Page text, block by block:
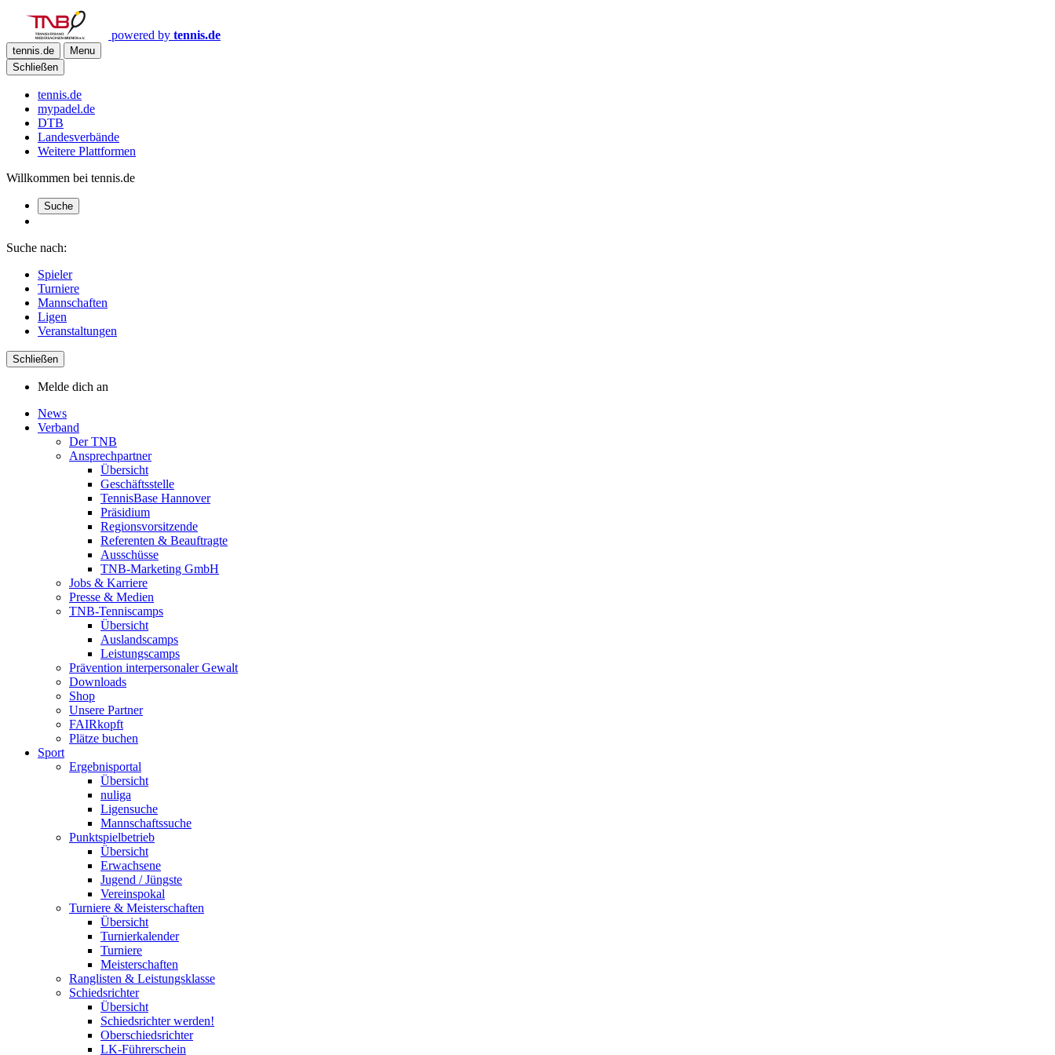
powered by tennis.de
tennis.de
Menu
Schließen
tennis.de
mypadel.de
DTB
Landesverbände
Weitere Plattformen
Willkommen bei tennis.de
Suche
Suche nach:
Spieler
Turniere
Mannschaften
Ligen
Veranstaltungen
Schließen
Melde dich an
News
Verband
Der TNB
Ansprechpartner
Übersicht
Geschäftsstelle
TennisBase Hannover
Präsidium
Regionsvorsitzende
Referenten & Beauftragte
Ausschüsse
TNB-Marketing GmbH
Jobs & Karriere
Presse & Medien
TNB-Tenniscamps
Übersicht
Auslandscamps
Leistungscamps
Prävention interpersonaler Gewalt
Downloads
Shop
Unsere Partner
FAIRkopft
Plätze buchen
Sport
Ergebnisportal
Übersicht
nuliga
Ligensuche
Mannschaftssuche
Punktspielbetrieb
Übersicht
Erwachsene
Jugend / Jüngste
Vereinspokal
Turniere & Meisterschaften
Übersicht
Turnierkalender
Turniere
Meisterschaften
Ranglisten & Leistungsklasse
Schiedsrichter
Übersicht
Schiedsrichter werden!
Oberschiedsrichter
LK-Führerschein